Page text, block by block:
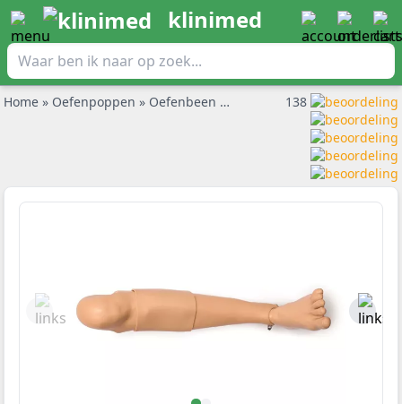
klinimed
Home » Oefenpoppen » Oefenbeen voor inbrengen IO naald 138